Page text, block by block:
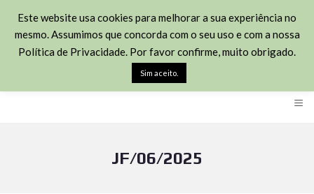
(+351) 211451426
Rua José Joaquim Marques 113 - 2870-348 Montijo
≡
JF/06/2025
Este website usa cookies para melhorar a sua experiência no
mesmo. Assumimos que concorda com o seu uso e com a nossa
Política de Privacidade. Por favor confirme, muito obrigado.
Sim aceito.